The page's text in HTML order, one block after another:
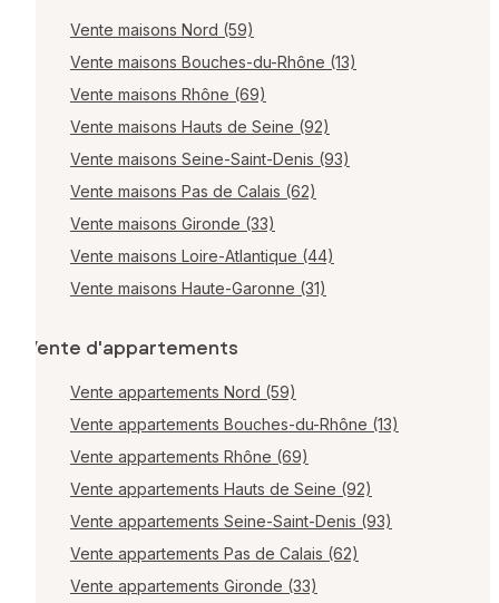
Vente maisons Nord (59)
Vente maisons Bouches-du-Rhône (13)
Vente maisons Rhône (69)
Vente maisons Hauts de Seine (92)
Vente maisons Seine-Saint-Denis (93)
Vente maisons Pas de Calais (62)
Vente maisons Gironde (33)
Vente maisons Loire-Atlantique (44)
Vente maisons Haute-Garonne (31)
Vente d'appartements
Vente appartements Nord (59)
Vente appartements Bouches-du-Rhône (13)
Vente appartements Rhône (69)
Vente appartements Hauts de Seine (92)
Vente appartements Seine-Saint-Denis (93)
Vente appartements Pas de Calais (62)
Vente appartements Gironde (33)